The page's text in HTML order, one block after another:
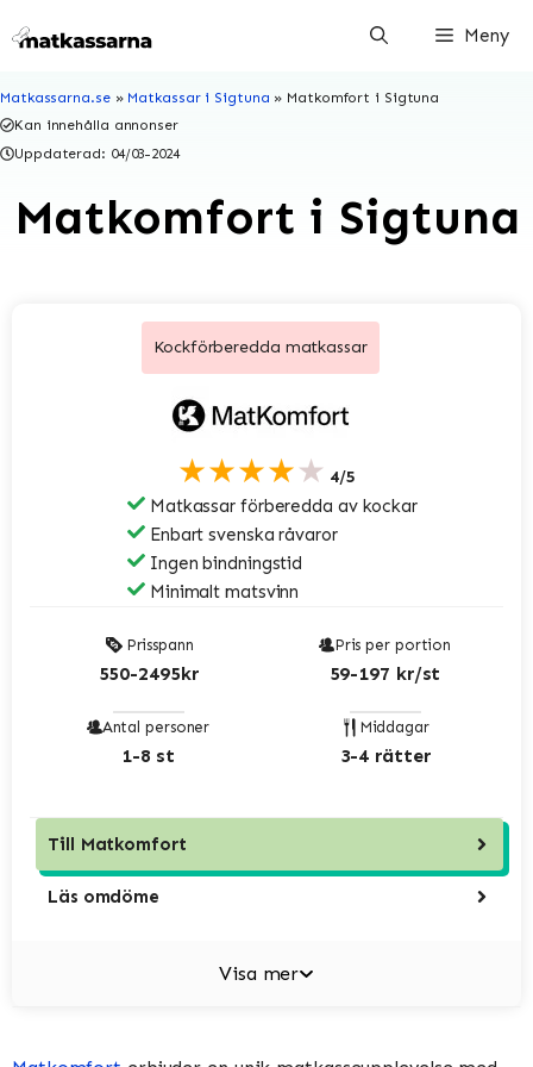
till
Meny
Matkassarna.se» Matkassar i Sigtuna » Matkomfort i Sigtuna
Kan innehålla annonser
Uppdaterad: 04/03-2024
Matkomfort i Sigtuna
Kockförberedda matkassar
★★★★★ 4/5
Matkassar förberedda av kockar
Enbart svenska råvaror
Ingen bindningstid
Minimalt matsvinn
Prisspann
550-2495kr
Pris per portion
59-197 kr/st
Antal personer
1-8 st
Middagar
3-4 rätter
Till Matkomfort
Läs omdöme
Visa mer